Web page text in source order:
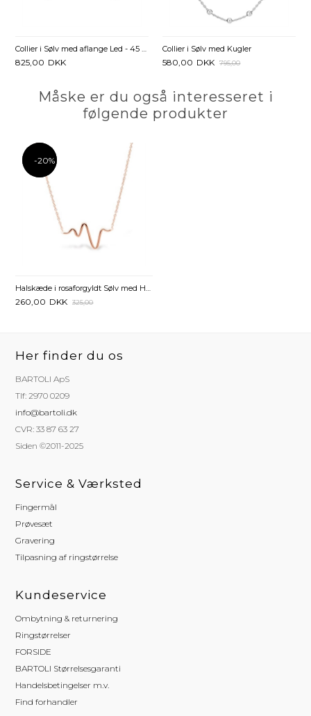
Collier i Sølv med aflange Led - 45 til 50 cm.
825,00 DKK
Collier i Sølv med Kugler
580,00 DKK 795,00
Måske er du også interesseret i
følgende produkter
-20%
-20%
260,00 DKK 325,00
Her finder du os
BARTOLI ApS
Tlf: 2970 0209
info@bartoli.dk
CVR: 33 87 63 27
Siden ©2011-2025
Service & Værksted
Fingermål
Prøvesæt
Gravering
Tilpasning af ringstørrelse
Kundeservice
Ombytning & returnering
Ringstørrelser
FORSIDE
BARTOLI Størrelsesgaranti
Handelsbetingelser m.v.
Find forhandler